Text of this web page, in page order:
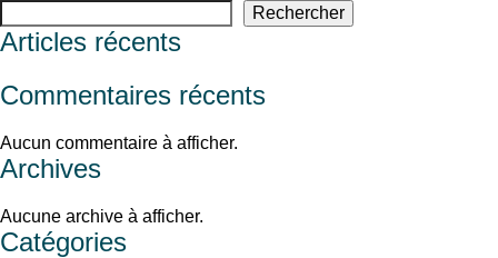
Rechercher
Articles récents
Commentaires récents
Aucun commentaire à afficher.
Archives
Aucune archive à afficher.
Catégories